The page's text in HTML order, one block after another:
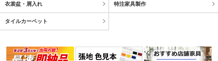
衣裳盆・屑入れ 特注家具製作
タイルカーペット